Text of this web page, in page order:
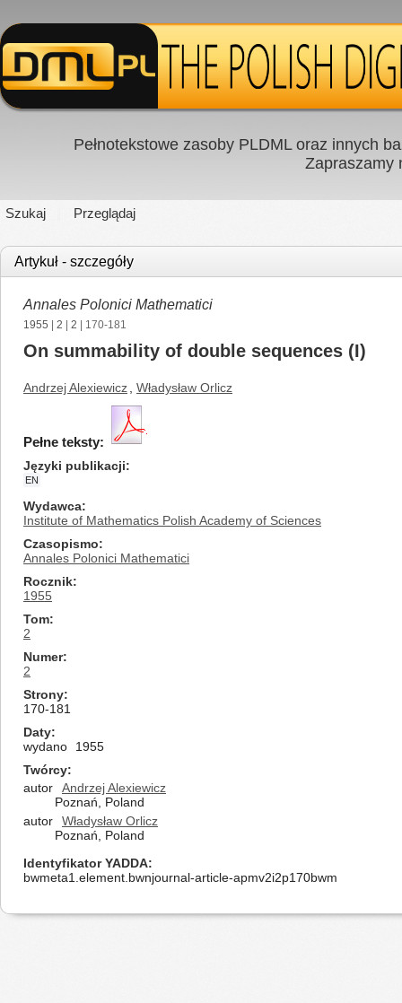
Pełnotekstowe zasoby PLDML oraz innych
Zapraszamy
Szukaj Przeglądaj
Artykuł - szczegóły
Annales Polonici Mathematici
1955 2 2 | 170-181
On summability of double sequences (I)
Andrzej Alexiewicz Władysław Orlicz
Pełne teksty:
Języki publikacji
EN
Wydawca
Institute of Mathematics Polish Academy of Sciences
Czasopismo
Annales Polonici Mathematici
Rocznik
1955
Tom
2
Numer
2
Strony
170-181
Daty
wydano
1955
Twórcy
autor
Andrzej Alexiewicz
Poznań, Poland
autor
Władysław Orlicz
Poznań, Poland
Identyfikator YADDA
bwmeta1.element.bwnjournal-article-apmv2i2p170bwm